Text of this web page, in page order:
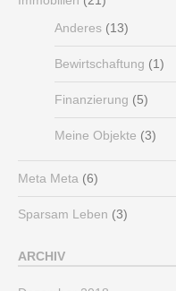
Anderes (13)
Bewirtschaftung (1)
Finanzierung (5)
Meine Objekte (3)
Meta Meta (6)
Sparsam Leben (3)
ARCHIV